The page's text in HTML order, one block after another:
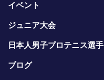
イベント
ジュニア大会
日本人男子プロテニス選手
ブログ